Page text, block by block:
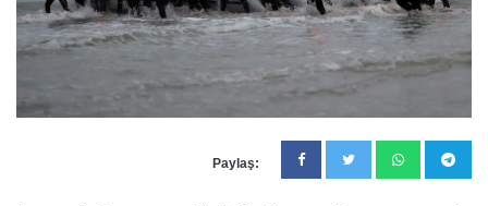
Paylaş: